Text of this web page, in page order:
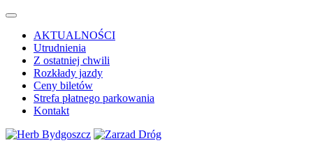
AKTUALNOŚCI
Utrudnienia
Z ostatniej chwili
Rozkłady jazdy
Ceny biletów
Strefa płatnego parkowania
Kontakt